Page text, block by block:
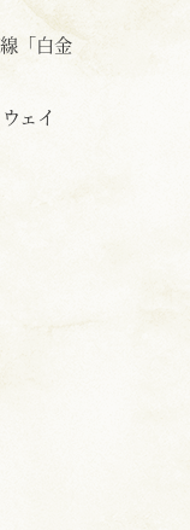
「白金
ェイ